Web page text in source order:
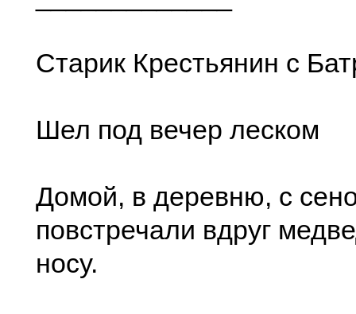
Старик Крестьянин с
Шел под вечер леском
Домой, в деревню, с
повстречали вдруг
носу.